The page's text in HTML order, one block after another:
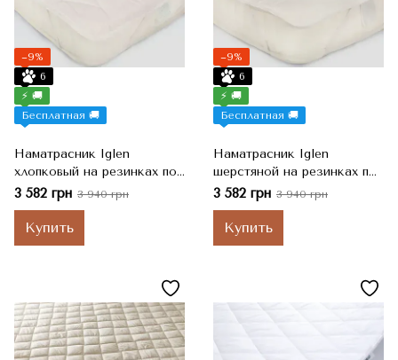
−9%
6
⚡ 🚚
Бесплатная 🚚
Наматрасник Iglen
хлопковый на резинках по
углам 140х200 см
3 582 грн 3 940 грн
Купить
−9%
6
⚡ 🚚
Бесплатная 🚚
Наматрасник Iglen
шерстяной на резинках по
углам 140х200 см
3 582 грн 3 940 грн
Купить